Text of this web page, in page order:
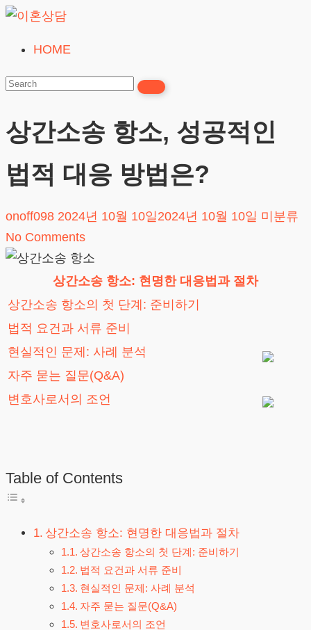
Skip
content
혼
담
24시간365일
HOME
상간소송 항소, 성공적인
법적 대응 방법은?
onoff098 2024년 10월 10일 2024년 10월 10일 미분류
No Comments
상간소송 항소: 현명한 대응법과 절차
상간소송 항소의 첫 단계: 준비하기
법적 요건과 서류 준비
현실적인 문제: 사례 분석
자주 묻는 질문(Q&A)
변호사로서의 조언
Table of Contents
상간소송 항소: 현명한 대응법과 절차
상간소송 항소의 첫 단계: 준비하기
법적 요건과 서류 준비
현실적인 문제: 사례 분석
자주 묻는 질문(Q&A)
변호사로서의 조언